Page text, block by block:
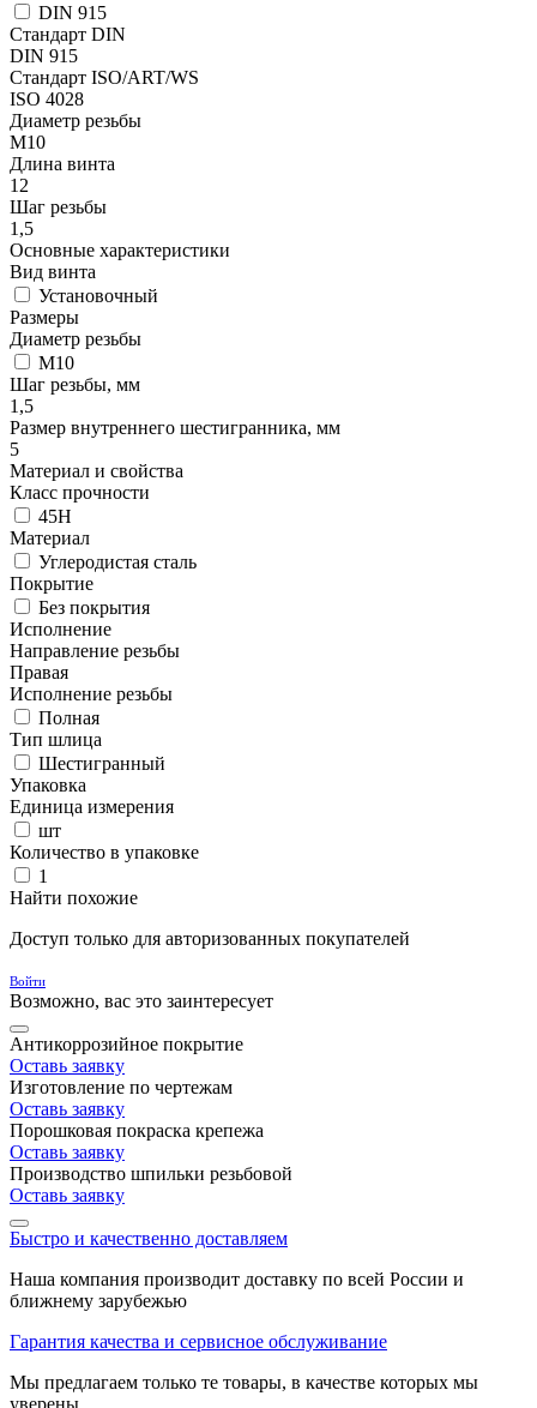
DIN 915
Стандарт DIN
DIN 915
Стандарт ISO/ART/WS
ISO 4028
Диаметр резьбы
М10
Длина винта
12
Шаг резьбы
1,5
Основные характеристики
Вид винта
Установочный
Размеры
Диаметр резьбы
М10
Шаг резьбы, мм
1,5
Размер внутреннего шестигранника, мм
5
Материал и свойства
Класс прочности
45H
Материал
Углеродистая сталь
Покрытие
Без покрытия
Исполнение
Направление резьбы
Правая
Исполнение резьбы
Полная
Тип шлица
Шестигранный
Упаковка
Единица измерения
шт
Количество в упаковке
1
Найти похожие
Доступ только для авторизованных покупателей
Войти
Возможно, вас это заинтересует
Антикоррозийное покрытие
Оставь заявку
Изготовление по чертежам
Оставь заявку
Порошковая покраска крепежа
Оставь заявку
Производство шпильки резьбовой
Оставь заявку
Быстро и качественно доставляем
Наша компания производит доставку по всей России и
ближнему зарубежью
Гарантия качества и сервисное обслуживание
Мы предлагаем только те товары, в качестве которых мы
уверены